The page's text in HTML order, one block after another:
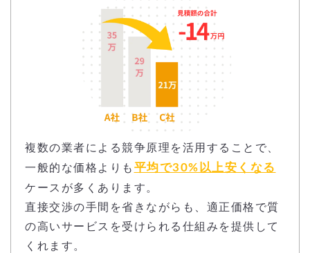
複数の業者による競争原理を活用することで、
一般的な価格よりも 平均で30%以上安くなる
ケースが多くあります。
直接交渉の手間を省きながらも、適正価格で質
の高いサービスを受けられる仕組みを提供して
くれます。